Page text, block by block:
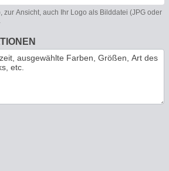
zur Ansicht, auch Ihr Logo als Bilddatei (JPG oder